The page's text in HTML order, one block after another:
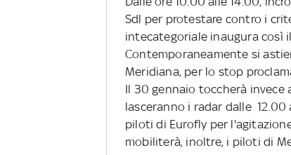
Sdl per protestare contro i
intecategoriale inaugura così
Contemporaneamente si
Meridiana, per lo stop
Il 30 gennaio toccherà invece
lasceranno i radar dalle 12.00
piloti di Eurofly per
mobiliterà, inoltre, i piloti di